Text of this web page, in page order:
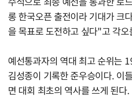
롱 한국오픈 출전이라 기대가 크
을 목표로 도전하고 싶다"고 각오
예선통과자의 역대 최고 순위는
김성종이 기록한 준우승이다. 이
면 대회 최초의 역사를 쓰게 된다.